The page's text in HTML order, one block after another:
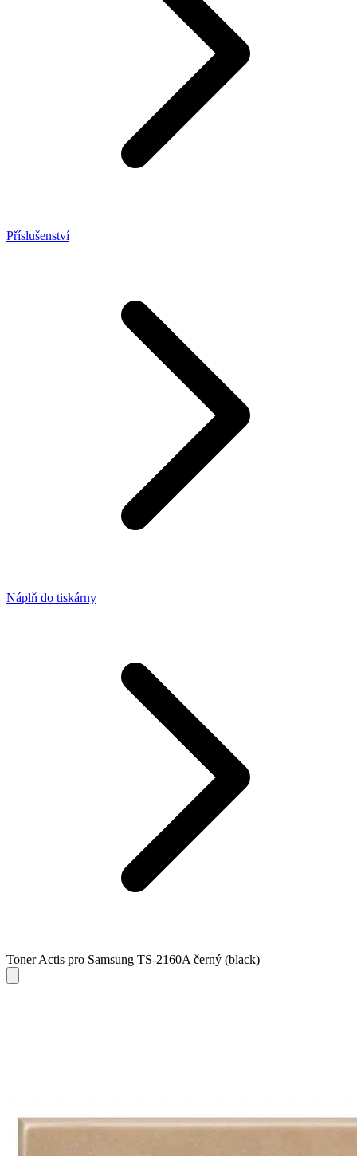
Příslušenství
Náplň do tiskárny
Toner Actis pro Samsung TS-2160A černý (black)